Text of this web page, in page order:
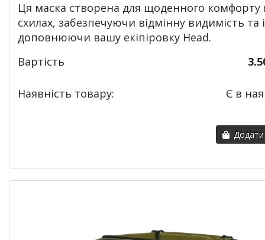
Ця маска створена для щоденного комфорту
схилах, забезпечуючи відмінну видимість та
доповнюючи вашу екіпіровку Head.
Вартість
Наявність товару: Є в